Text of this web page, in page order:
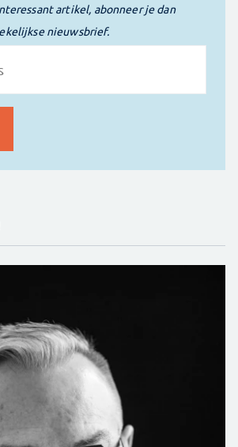
artikel, abonneer je dan
nieuwsbrief.